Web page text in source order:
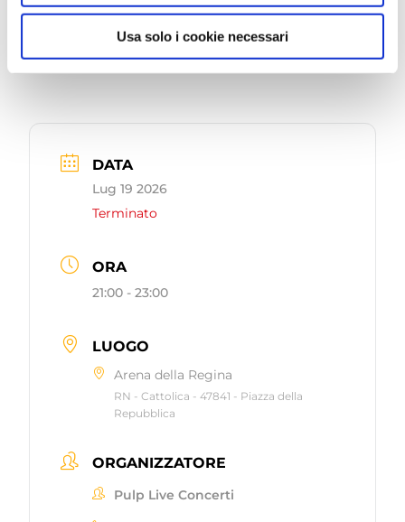
Usa solo i cookie necessari
DATA
Lug 19 2026
Terminato
ORA
21:00 - 23:00
LUOGO
Arena della Regina
RN - Cattolica - 47841 - Piazza della
Repubblica
ORGANIZZATORE
Pulp Live Concerti